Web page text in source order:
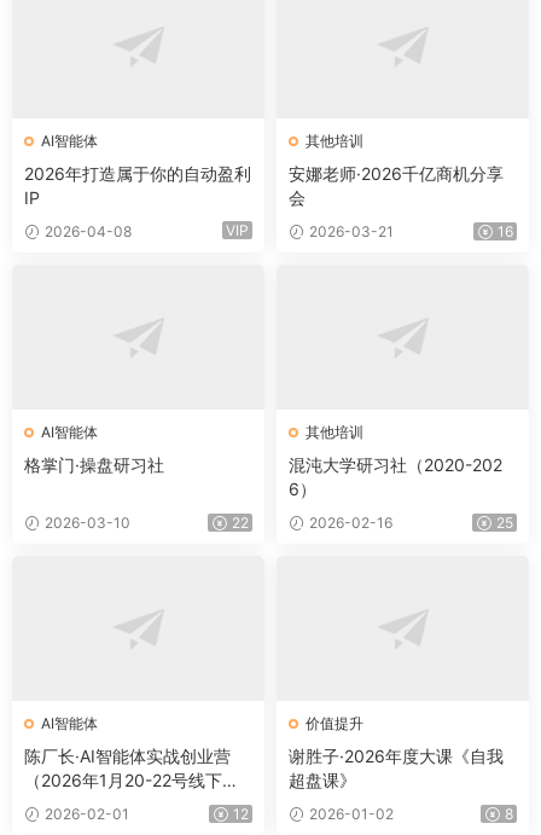
AI智能体
2026年打造属于你的自动盈利
IP
2026-04-08 VIP
其他培训
安娜老师·2026千亿商机分享
会
2026-03-21 16
AI智能体
格掌门·操盘研习社
2026-03-10 22
其他培训
混沌大学研习社（2020-202
6）
2026-02-16 25
AI智能体
陈厂长·AI智能体实战创业营
（2026年1月20-22号线下
课）2026-02-01 12
价值提升
谢胜子·2026年度大课《自我
超盘课》
2026-01-02 8